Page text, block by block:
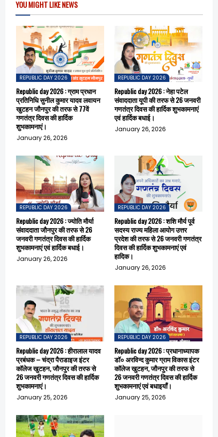
YOU MIGHT LIKE NEWS
REPUBLIC DAY 2026
Republic day 2026 : ग्राम प्रधान
प्रतिनिधि सुनील कुमार यादव लवायन
खुटहन जौनपुर की तरफ से 77वें
गणतंत्र दिवस की हार्दिक
शुभकामनाएं।
January 26, 2026
REPUBLIC DAY 2026
Republic day 2026 : नेहा पटेल
संवाददाता यूपी की तरफ से 26 जनवरी
गणतंत्र दिवस की हार्दिक शुभकामनाएं
एवं हार्दिक बधाई।
January 26, 2026
REPUBLIC DAY 2026
Republic day 2026 : ज्योति मौर्या
संवाददाता जौनपुर की तरफ से 26
जनवरी गणतंत्र दिवस की हार्दिक
शुभकामनाएं एवं हार्दिक बधाई।
January 26, 2026
REPUBLIC DAY 2026
Republic day 2026 : शशि मौर्य पूर्व
सदस्य राज्य महिला आयोग उत्तर
प्रदेश की तरफ से 26 जनवरी गणतंत्र
दिवस की हार्दिक शुभकामनाएं एवं
हादिक।
January 26, 2026
REPUBLIC DAY 2026
Republic day 2026 : हीरालाल यादव
प्रबंधक – चंद्रा पैराडाइज इंटर
कॉलेज खुटहन, जौनपुर की तरफ से
26 जनवरी गणतंत्र दिवस की हार्दिक
शुभकामनाएं।
January 25, 2026
REPUBLIC DAY 2026
Republic day 2026 : प्रधानाध्यापक
डॉ० अरविन्द कुमार ग्राम विकास इंटर
कॉलेज खुटहन, जौनपुर की तरफ से
26 जनवरी गणतंत्र दिवस की हार्दिक
शुभकामनाएं एवं बधाइयाँ।
January 25, 2026